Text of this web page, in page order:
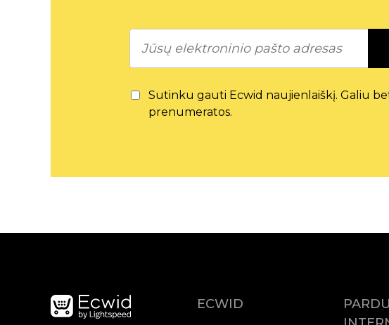
Sutinku gauti Ecwid naujienlaiškį. Galiu
prenumeratos.
ECWID